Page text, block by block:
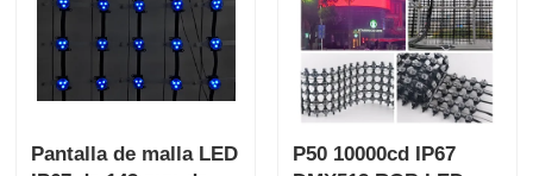
Pantalla de malla LED
P50 10000cd IP67